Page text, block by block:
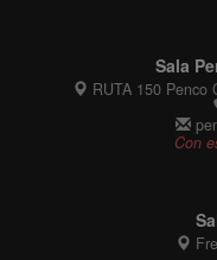
Sala
RUTA 150 Penco
Con